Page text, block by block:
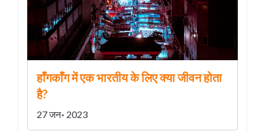
हाँगकाँग में एक भारतीय के लिए क्या जीवन होता
है?
27 जन॰ 2023